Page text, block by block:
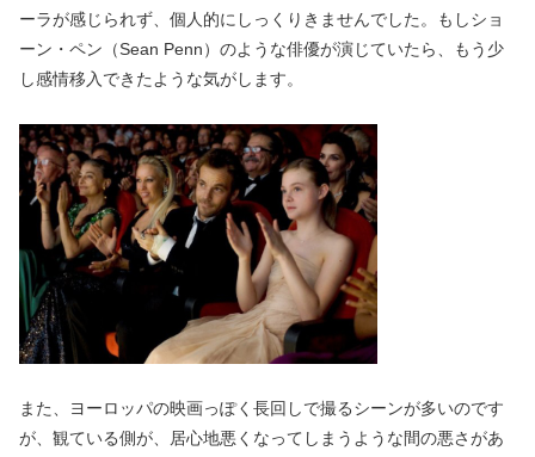
ーラが感じられず、個人的にしっくりきませんでした。もしショ
ーン・ペン（Sean Penn）のような俳優が演じていたら、もう少
し感情移入できたような気がします。
また、ヨーロッパの映画っぽく長回しで撮るシーンが多いのです
が、観ている側が、居心地悪くなってしまうような間の悪さがあ